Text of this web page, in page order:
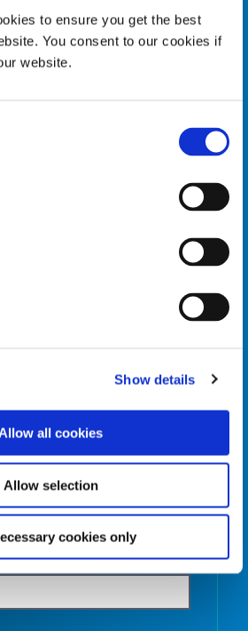
to ensure you get the best
You consent to our cookies if
website.
Show details
all cookies
Allow selection
cookies only
Unit of Measure*
Empty
Unit of Measure*